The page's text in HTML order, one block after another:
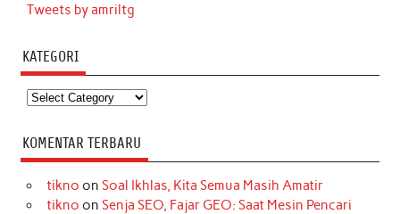
Tweets by amriltg
KATEGORI
Kategori
KOMENTAR TERBARU
tikno on Soal Ikhlas, Kita Semua Masih Amatir
tikno on Senja SEO, Fajar GEO: Saat Mesin Pencari